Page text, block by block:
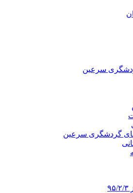
سرعین
گردشگری سرعین